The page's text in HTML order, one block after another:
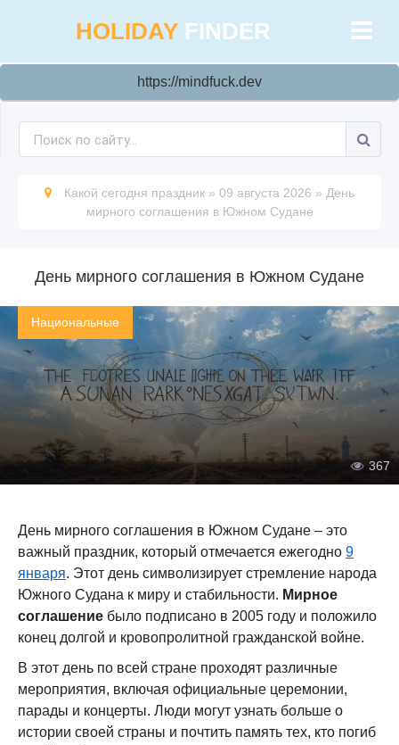
HOLIDAY FINDER
https://mindfuck.dev
Какой сегодня праздник » 09 августа 2026 » День
мирного соглашения в Южном Судане
День мирного соглашения в Южном Судане
Национальные
367
День мирного соглашения в Южном Судане – это
важный праздник, который отмечается ежегодно 9
января. Этот день символизирует стремление народа
Южного Судана к миру и стабильности. Мирное
соглашение было подписано в 2005 году и положило
конец долгой и кровопролитной гражданской войне.
В этот день по всей стране проходят различные
мероприятия, включая официальные церемонии,
парады и концерты. Люди могут узнать больше о
истории своей страны и почтить память тех, кто погиб